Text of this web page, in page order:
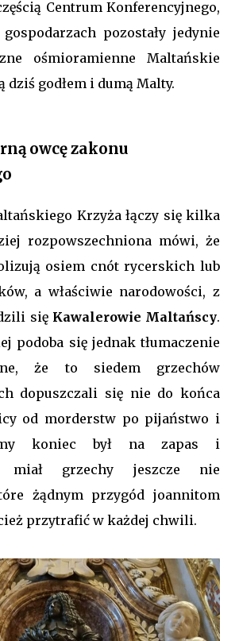
Centrum Konferencyjnego,
pozostały jedynie
ośmioramienne Maltańskie
dziś godłem i dumą Malty.
owcę zakonu
Krzyża łączy się kilka
rozpowszechniona mówi, że
osiem cnót rycerskich lub
a właściwie narodowości, z
się Kawalerowie Maltańscy.
podoba się jednak tłumaczenie
że to siedem grzechów
dopuszczali się nie do końca
od morderstw po pijaństwo i
koniec był na zapas i
miał grzechy jeszcze nie
żądnym przygód joannitom
przytrafić w każdej chwili.